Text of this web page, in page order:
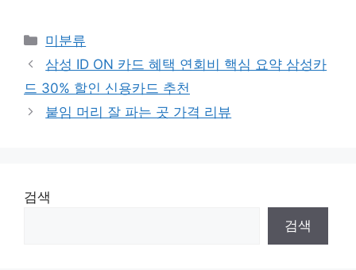
Categories
미분류
삼성 ID ON 카드 혜택 연회비 핵심 요약 삼성카
드 30% 할인 신용카드 추천
붙임 머리 잘 파는 곳 가격 리뷰
검색
검색